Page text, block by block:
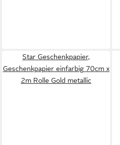
Star Geschenkpapier,
Geschenkpapier einfarbig 70cm x
2m Rolle Gold metallic